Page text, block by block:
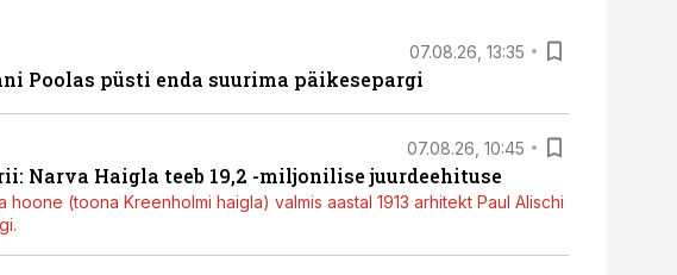
07.08.26, 13:35
Poolas püsti enda suurima päikesepargi
07.08.26, 10:45
Narva Haigla teeb 19,2 -miljonilise juurdeehituse
hoone (toona Kreenholmi haigla) valmis aastal 1913 arhitekt Paul Alischi